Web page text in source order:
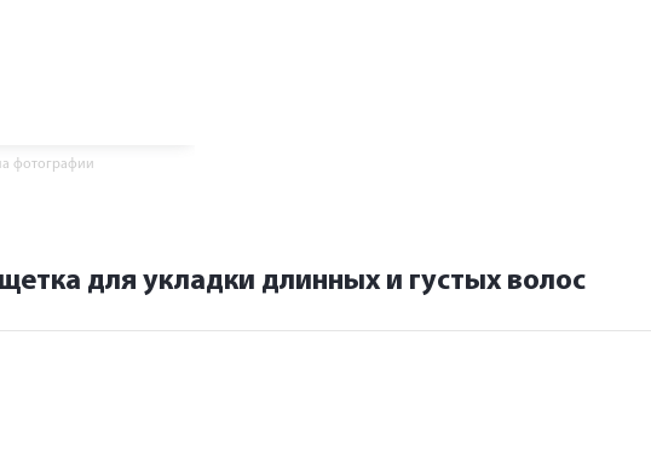
фотографии
для укладки длинных и густых волос